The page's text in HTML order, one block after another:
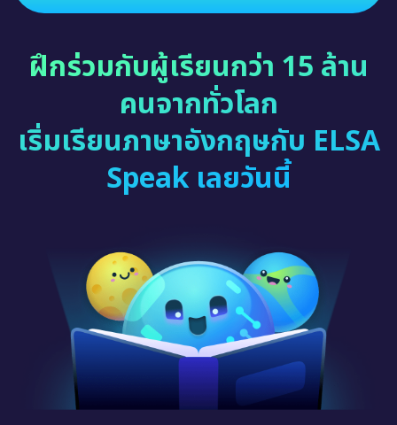
ฝึกร่วมกับผู้เรียนกว่า 15 ล้าน
คนจากทั่วโลก
เริ่มเรียนภาษาอังกฤษกับ ELSA
Speak เลยวันนี้